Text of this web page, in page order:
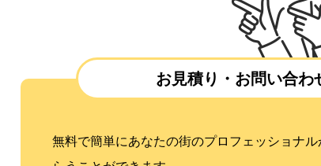
お見積り・お問い合わ
無料で簡単にあなたの街のプロフェッショナ